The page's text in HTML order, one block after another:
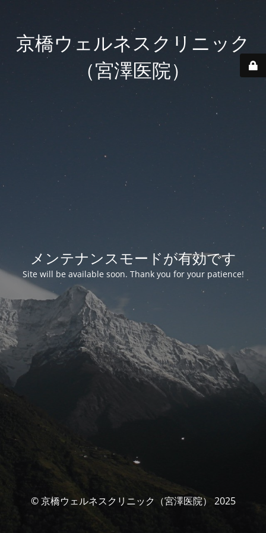
京橋ウェルネスクリニック
（宮澤医院）
メンテナンスモードが有効です
Site will be available soon. Thank you for your patience!
© 京橋ウェルネスクリニック（宮澤医院） 2025